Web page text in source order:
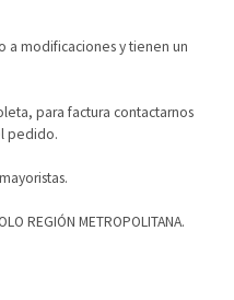
a modificaciones y tienen un
para factura contactarnos
pedido.
REGIÓN METROPOLITANA.